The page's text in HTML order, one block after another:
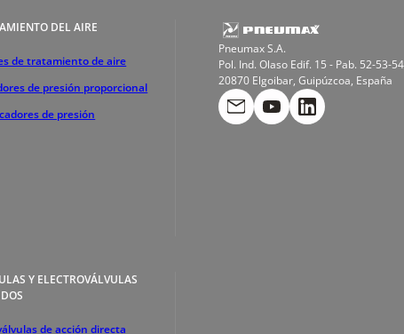
DEL AIRE
de tratamiento de aire
de presión proporcional
de presión
Y ELECTROVÁLVULAS
de acción directa
Pneumax S.A.
Pol. Ind. Olaso Edif. 15 - Pab. 52-53-54
20870 Elgoibar, Guipúzcoa, España